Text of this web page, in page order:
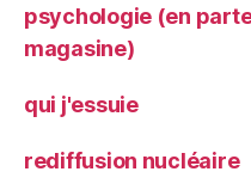
psychologie (en
magasine)
qui j'essuie
rediffusion nucléaire